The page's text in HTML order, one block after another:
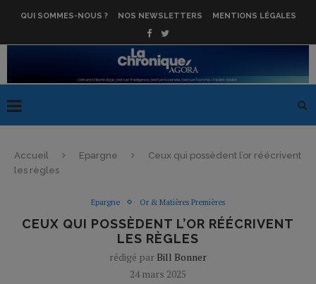
QUI SOMMES-NOUS ? NOS NEWSLETTERS MENTIONS LÉGALES
Accueil Epargne
Ceux qui possèdent l’or réécrivent
les règles
Epargne Or & Matières Premières
CEUX QUI POSSÈDENT L’OR RÉÉCRIVENT
LES RÈGLES
rédigé par Bill Bonner
24 mars 2025